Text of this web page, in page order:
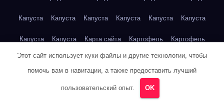
Капуста Капуста Капуста Капуста Капуста Капуста
Капуста Капуста Карта сайта Картофель Картофель
Картофель Картофель Картофель Картофель
Кейптаун
Этот сайт использует куки-файлы и другие технологии, чтобы
помочь вам в навигации, а также предоставить лучший
пользовательский опыт. OK